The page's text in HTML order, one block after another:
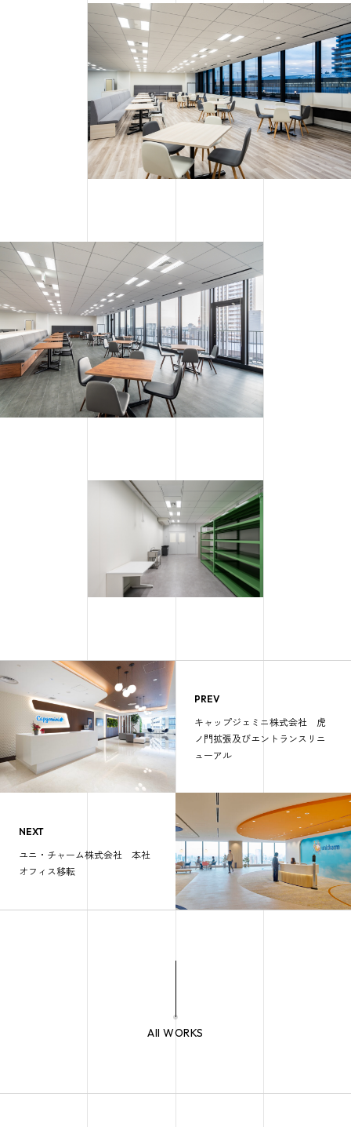
PREV
キャップジェミニ株式会社 虎
ノ門拡張及びエントランスリニ
ューアル
All WORKS
NEXT
ユニ・チャーム株式会社 本社
オフィス移転